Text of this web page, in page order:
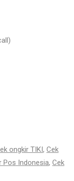
ongkir TIKI, Cek
Pos Indonesia, Cek